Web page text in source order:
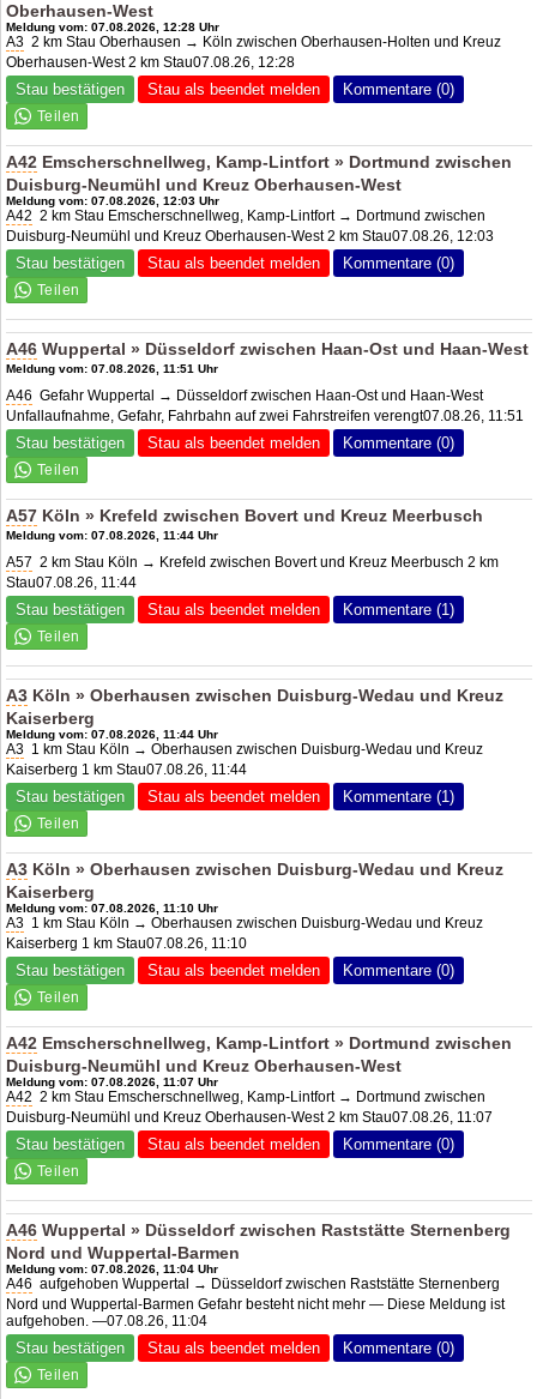
Oberhausen-West
Meldung vom: 07.08.2026, 12:28 Uhr
A3 2 km Stau Oberhausen → Köln zwischen Oberhausen-Holten und Kreuz
Oberhausen-West 2 km Stau07.08.26, 12:28
Stau bestätigen Stau als beendet melden Kommentare (0)
A42 Emscherschnellweg, Kamp-Lintfort » Dortmund zwischen
Duisburg-Neumühl und Kreuz Oberhausen-West
Meldung vom: 07.08.2026, 12:03 Uhr
A42 2 km Stau Emscherschnellweg, Kamp-Lintfort → Dortmund zwischen
Duisburg-Neumühl und Kreuz Oberhausen-West 2 km Stau07.08.26, 12:03
Stau bestätigen Stau als beendet melden Kommentare (0)
A46 Wuppertal » Düsseldorf zwischen Haan-Ost und Haan-West
Meldung vom: 07.08.2026, 11:51 Uhr
A46 Gefahr Wuppertal → Düsseldorf zwischen Haan-Ost und Haan-West
Unfallaufnahme, Gefahr, Fahrbahn auf zwei Fahrstreifen verengt07.08.26, 11:51
Stau bestätigen Stau als beendet melden Kommentare (0)
A57 Köln » Krefeld zwischen Bovert und Kreuz Meerbusch
Meldung vom: 07.08.2026, 11:44 Uhr
A57 2 km Stau Köln → Krefeld zwischen Bovert und Kreuz Meerbusch 2 km
Stau07.08.26, 11:44
Stau bestätigen Stau als beendet melden Kommentare (1)
A3 Köln » Oberhausen zwischen Duisburg-Wedau und Kreuz
Kaiserberg
Meldung vom: 07.08.2026, 11:44 Uhr
A3 1 km Stau Köln → Oberhausen zwischen Duisburg-Wedau und Kreuz
Kaiserberg 1 km Stau07.08.26, 11:44
Stau bestätigen Stau als beendet melden Kommentare (1)
A3 Köln » Oberhausen zwischen Duisburg-Wedau und Kreuz
Kaiserberg
Meldung vom: 07.08.2026, 11:10 Uhr
A3 1 km Stau Köln → Oberhausen zwischen Duisburg-Wedau und Kreuz
Kaiserberg 1 km Stau07.08.26, 11:10
Stau bestätigen Stau als beendet melden Kommentare (0)
A42 Emscherschnellweg, Kamp-Lintfort » Dortmund zwischen
Duisburg-Neumühl und Kreuz Oberhausen-West
Meldung vom: 07.08.2026, 11:07 Uhr
A42 2 km Stau Emscherschnellweg, Kamp-Lintfort → Dortmund zwischen
Duisburg-Neumühl und Kreuz Oberhausen-West 2 km Stau07.08.26, 11:07
Stau bestätigen Stau als beendet melden Kommentare (0)
A46 Wuppertal » Düsseldorf zwischen Raststätte Sternenberg
Nord und Wuppertal-Barmen
Meldung vom: 07.08.2026, 11:04 Uhr
A46 aufgehoben Wuppertal → Düsseldorf zwischen Raststätte Sternenberg
Nord und Wuppertal-Barmen Gefahr besteht nicht mehr — Diese Meldung ist
aufgehoben. —07.08.26, 11:04
Stau bestätigen Stau als beendet melden Kommentare (0)